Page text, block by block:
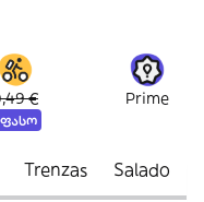
€ Prime
Trenzas Salado